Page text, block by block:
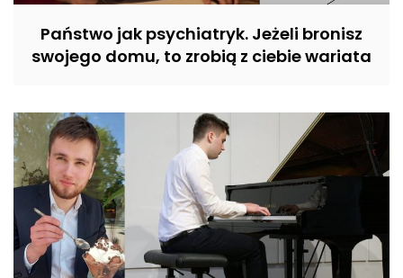
Państwo jak psychiatryk. Jeżeli bronisz
swojego domu, to zrobią z ciebie wariata